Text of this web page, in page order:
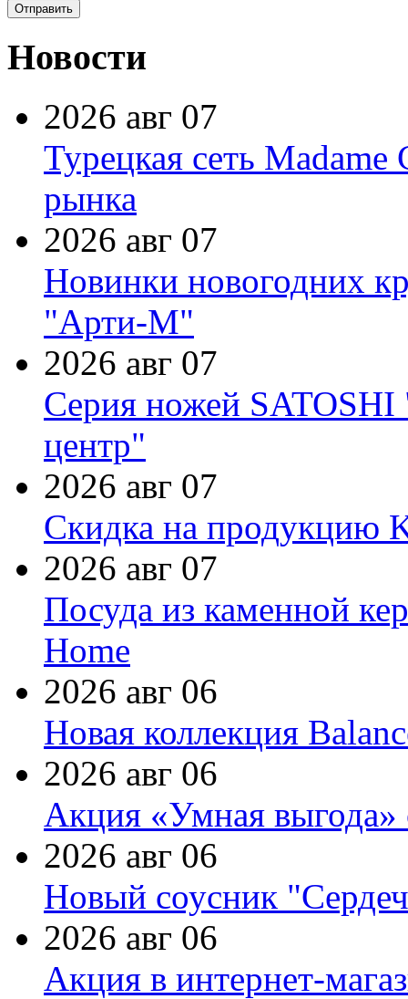
Новости
2026 авг 07
Турецкая сеть Madame
рынка
2026 авг 07
Новинки новогодних
"Арти-М"
2026 авг 07
Серия ножей
центр"
2026 авг 07
Скидка на продукцию
2026 авг 07
Посуда из каменной
Home
2026 авг 06
Новая коллекция
2026 авг 06
Акция «Умная выгода»
2026 авг 06
Новый соусник
2026 авг 06
Акция в интернет-